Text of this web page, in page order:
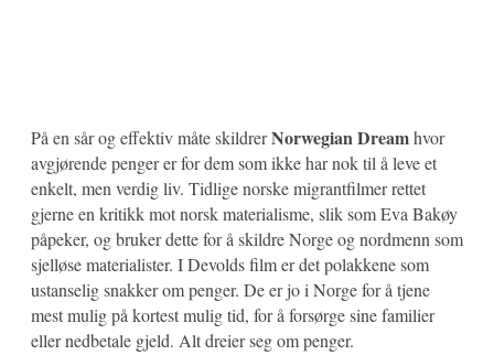
På en sår og effektiv måte skildrerNorwegian Dreamhvor
avgjørende penger er for dem som ikke har nok til å leve et
enkelt, men verdig liv. Tidlige norske migrantfilmer rettet
gjerne en kritikk mot norsk materialisme, slik som Eva Bakøy
påpeker, og bruker dette for å skildre Norge og nordmenn som
sjelløse materialister. I Devolds film er det polakkene som
ustanselig snakker om penger. De er jo i Norge for å tjene
mest mulig på kortest mulig tid, for å forsørge sine familier
eller nedbetale gjeld. Alt dreier seg om penger.